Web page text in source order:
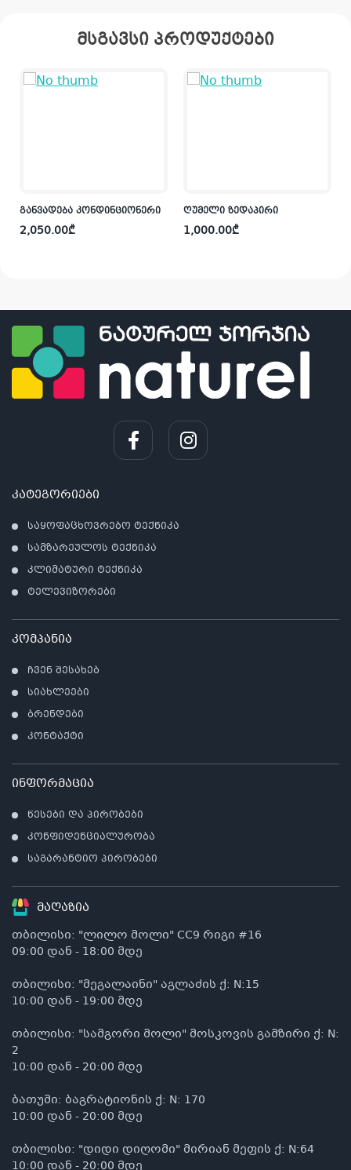
მსგავსი პროდუქტები
განვადება კონდინციონერი
2,050.00₾
ღუმელი ზედაპირი
1,000.00₾
კატეგორიები
საყოფაცხოვრებო ტექნიკა
სამზარეულოს ტექნიკა
კლიმატური ტექნიკა
ტელევიზორები
კომპანია
ჩვენ შესახებ
სიახლეები
ბრენდები
კონტაქტი
ინფორმაცია
წესები და პირობები
კონფიდენციალურობა
საგარანტიო პირობები
მაღაზია
თბილისი: "ლილო მოლი" CC9 რიგი #16
09:00 დან - 18:00 მდე
თბილისი: "მეგალაინი" აგლაძის ქ: N:15
10:00 დან - 19:00 მდე
თბილისი: "სამგორი მოლი" მოსკოვის გამზირი ქ: N:
2
10:00 დან - 20:00 მდე
ბათუმი: ბაგრატიონის ქ: N: 170
10:00 დან - 20:00 მდე
თბილისი: "დიდი დიღომი" მირიან მეფის ქ: N:64
10:00 დან - 20:00 მდე